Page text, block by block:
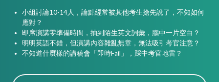
小組討論10-14人，論點經常被其他考生搶先說了，不知如何
應對？
即席演講零準備時間，抽到陌生英文詞彙，腦中一片空白？
明明英語不錯，但演講內容雜亂無章，無法吸引考官注意？
不知道什麼樣的講稿會「即時Fail」，踩中考官地雷？